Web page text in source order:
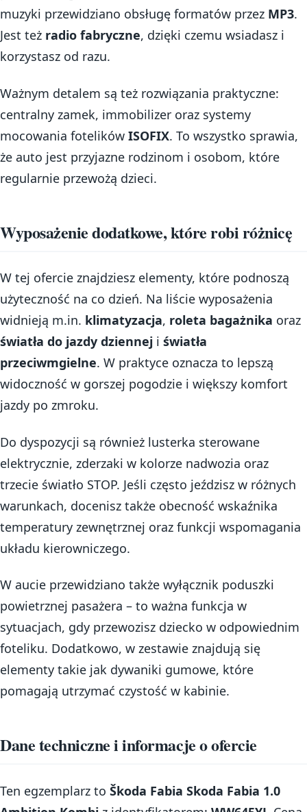
muzyki przewidziano obsługę formatów przez MP3.
Jest też radio fabryczne, dzięki czemu wsiadasz i
korzystasz od razu.
Ważnym detalem są też rozwiązania praktyczne:
centralny zamek, immobilizer oraz systemy
mocowania fotelików ISOFIX. To wszystko sprawia,
że auto jest przyjazne rodzinom i osobom, które
regularnie przewożą dzieci.
Wyposażenie dodatkowe, które robi różnicę
W tej ofercie znajdziesz elementy, które podnoszą
użyteczność na co dzień. Na liście wyposażenia
widnieją m.in. klimatyzacja, roleta bagażnika oraz
światła do jazdy dziennej i światła
przeciwmgielne. W praktyce oznacza to lepszą
widoczność w gorszej pogodzie i większy komfort
jazdy po zmroku.
Do dyspozycji są również lusterka sterowane
elektrycznie, zderzaki w kolorze nadwozia oraz
trzecie światło STOP. Jeśli często jeździsz w różnych
warunkach, docenisz także obecność wskaźnika
temperatury zewnętrznej oraz funkcji wspomagania
układu kierowniczego.
W aucie przewidziano także wyłącznik poduszki
powietrznej pasażera – to ważna funkcja w
sytuacjach, gdy przewozisz dziecko w odpowiednim
foteliku. Dodatkowo, w zestawie znajdują się
elementy takie jak dywaniki gumowe, które
pomagają utrzymać czystość w kabinie.
Dane techniczne i informacje o ofercie
Ten egzemplarz to Škoda Fabia Skoda Fabia 1.0